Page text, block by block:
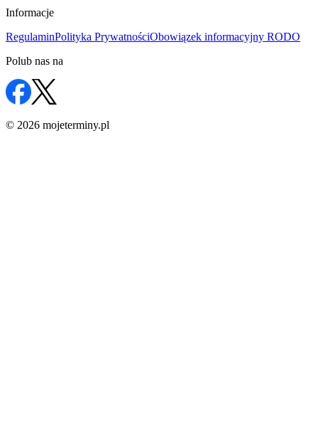
Informacje
RegulaminPolityka PrywatnościObowiązek informacyjny RODO
Polub nas na
© 2026 mojeterminy.pl